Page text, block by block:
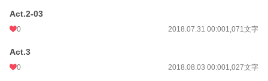
Act.2-03
0 2018.07.31 00:001,071文字
Act.3
0 2018.08.03 00:001,027文字